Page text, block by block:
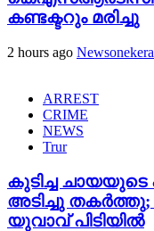
കണ്ടക്ടറും മരിച്ചു
2 hours ago
ARREST
CRIME
NEWS
Trur
കുടിച്ച ചായയുടെ
അടിച്ചു
യുവാവ് പിടിയിൽ